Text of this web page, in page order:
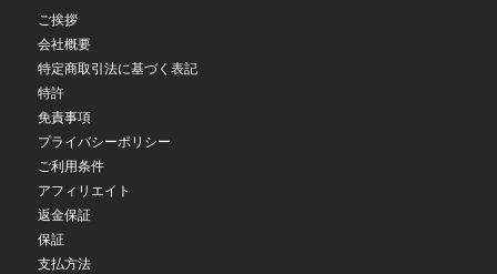
ご挨拶
会社概要
特定商取引法に基づく表記
特許
免責事項
プライバシーポリシー
ご利用条件
アフィリエイト
返金保証
保証
支払方法